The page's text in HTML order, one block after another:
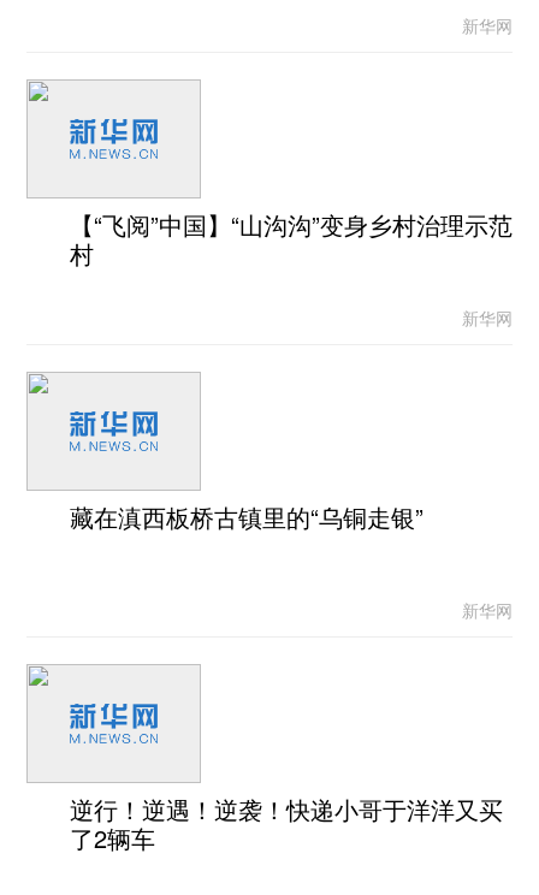
新华网
【“飞阅”中国】“山沟沟”变身乡村治理示范
村
新华网
藏在滇西板桥古镇里的“乌铜走银”
新华网
逆行！逆遇！逆袭！快递小哥于洋洋又买
了2辆车